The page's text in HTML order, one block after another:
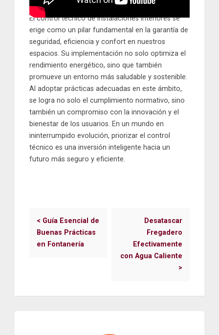
El control técnico de instalaciones interiores se
erige como un pilar fundamental en la garantía de
seguridad, eficiencia y confort en nuestros
espacios. Su implementación no solo optimiza el
rendimiento energético, sino que también
promueve un entorno más saludable y sostenible.
Al adoptar prácticas adecuadas en este ámbito,
se logra no solo el cumplimiento normativo, sino
también un compromiso con la innovación y el
bienestar de los usuarios. En un mundo en
ininterrumpido evolución, priorizar el control
técnico es una inversión inteligente hacia un
futuro más seguro y eficiente.
< Guía Esencial de
Buenas Prácticas
en Fontanería
Desatascar
Fregadero
Efectivamente
con Agua Caliente
>